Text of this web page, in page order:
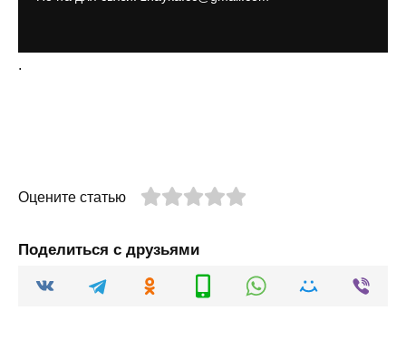
.
Оцените статью
Поделиться с друзьями